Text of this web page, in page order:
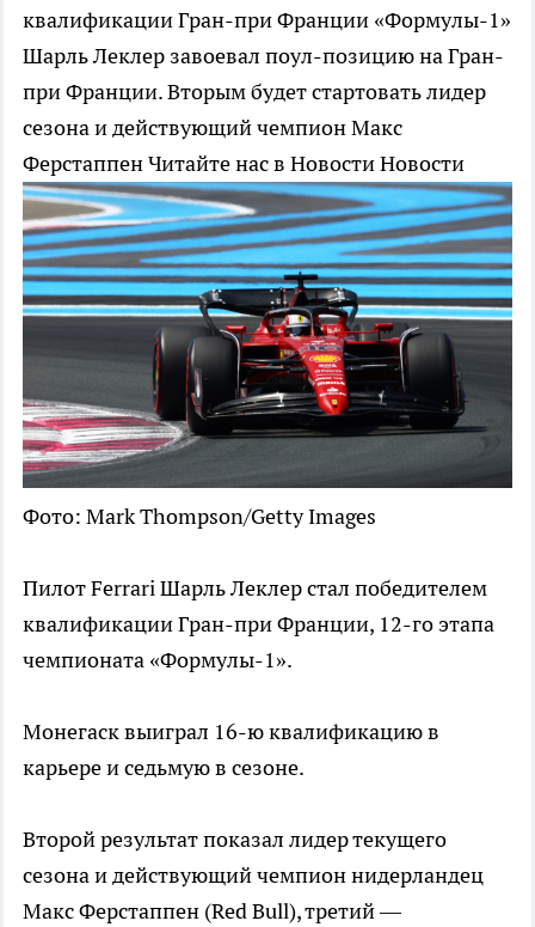
квалификации Гран-при Франции «Формулы-1»
Шарль Леклер завоевал поул-позицию на Гран-
при Франции. Вторым будет стартовать лидер
сезона и действующий чемпион Макс
ФерстаппенЧитайте нас в Новости Новости
Фото: Mark Thompson/Getty Images
Пилот Ferrari Шарль Леклер стал победителем
квалификации Гран-при Франции, 12-го этапа
чемпионата «Формулы-1».
Монегаск выиграл 16-ю квалификацию в
карьере и седьмую в сезоне.
Второй результат показал лидер текущего
сезона и действующий чемпион нидерландец
Макс Ферстаппен (Red Bull), третий —